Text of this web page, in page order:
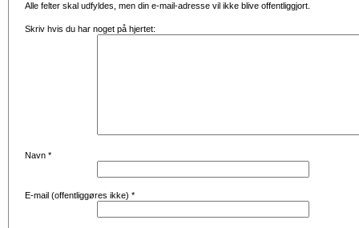
Alle felter skal udfyldes, men din e-mail-adresse vil ikke blive offentliggjort.
Skriv hvis du har noget på hjertet:
Navn *
E-mail (offentliggøres ikke) *